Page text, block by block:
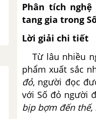
Phân tích
tang gia trong
Lời giải chi tiết
Từ lâu nhiều
phẩm xuất sắc
đỏ, người đọc
với Số đỏ người
bịp bợm đến thế,